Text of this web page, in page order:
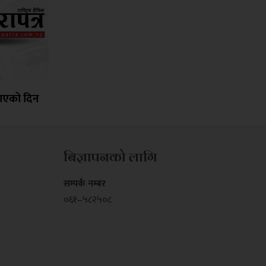
दिन
बिज्ञापनको लागि
सम्पर्क नम्बर
०६१–५८२५०८